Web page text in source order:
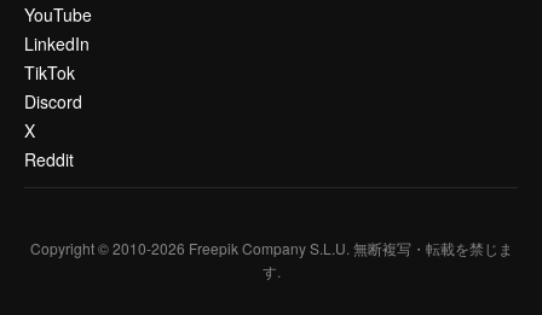
YouTube
LinkedIn
TikTok
Discord
X
Reddit
Copyright © 2010-2026 Freepik Company S.L.U. 無断複写・転載を禁じま
す.